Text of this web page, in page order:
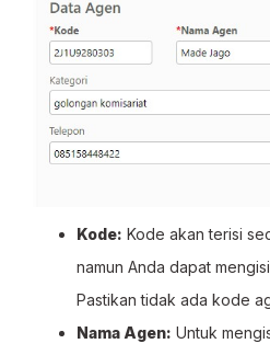
Kode: Kode akan terisi
namun Anda dapat
Pastikan tidak ada kode
Nama Agen: Untuk